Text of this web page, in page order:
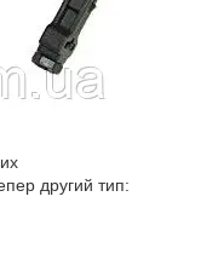
другий тип: